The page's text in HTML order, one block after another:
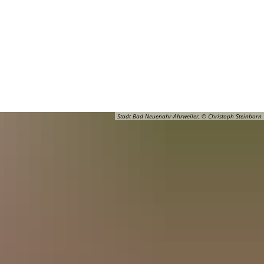
Stadt Bad Neuenahr-Ahrweiler, © Christoph Steinborn